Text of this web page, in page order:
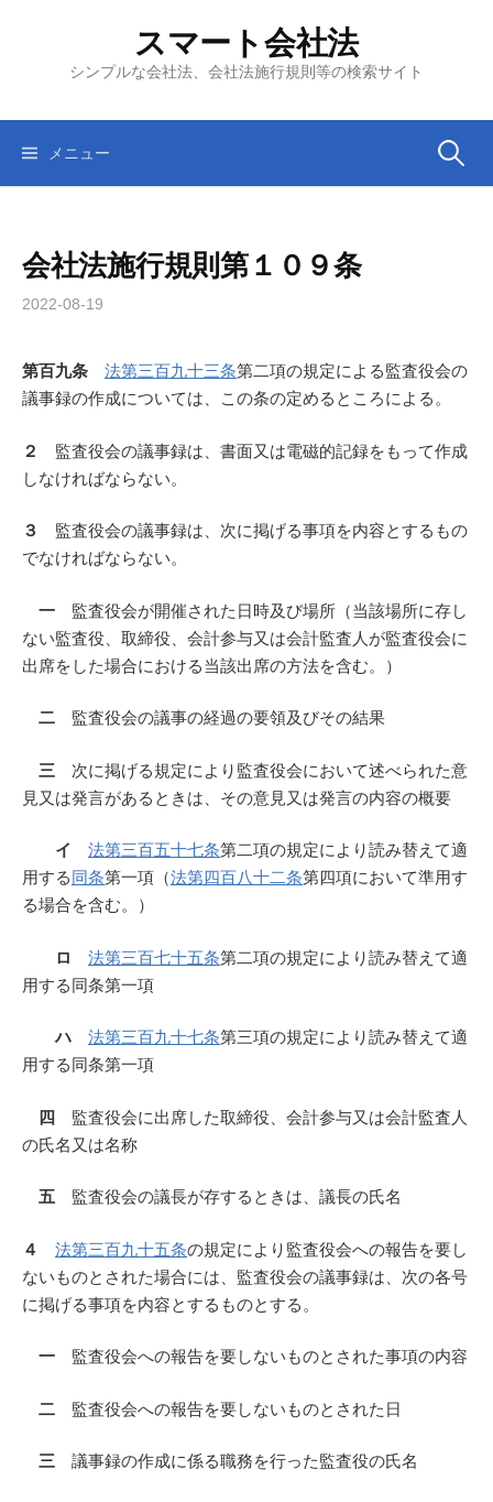
ツ
スマート会社法
シンプルな会社法、会社法施行規則等の検索サイト
メニュー 検
会社法施行規則第１０９条
2022-08-19
第百九条 法第三百九十三条第二項の規定による監査役会の
議事録の作成については、この条の定めるところによる。
２
監査役会の議事録は、書面又は電磁的記録をもって作成
しなければならない。
３
監査役会の議事録は、次に掲げる事項を内容とするもの
でなければならない。
一 監査役会が開催された日時及び場所（当該場所に存し
ない監査役、取締役、会計参与又は会計監査人が監査役会に
出席をした場合における当該出席の方法を含む。）
二 監査役会の議事の経過の要領及びその結果
三 次に掲げる規定により監査役会において述べられた意
見又は発言があるときは、その意見又は発言の内容の概要
イ 法第三百五十七条第二項の規定により読み替えて適
用する同条第一項（法第四百八十二条第四項において準用す
る場合を含む。）
ロ 法第三百七十五条第二項の規定により読み替えて適
用する同条第一項
ハ 法第三百九十七条第三項の規定により読み替えて適
用する同条第一項
四 監査役会に出席した取締役、会計参与又は会計監査人
の氏名又は名称
五 監査役会の議長が存するときは、議長の氏名
４ 法第三百九十五条の規定により監査役会への報告を要し
ないものとされた場合には、監査役会の議事録は、次の各号
に掲げる事項を内容とするものとする。
一 監査役会への報告を要しないものとされた事項の内容
二 監査役会への報告を要しないものとされた日
三 議事録の作成に係る職務を行った監査役の氏名